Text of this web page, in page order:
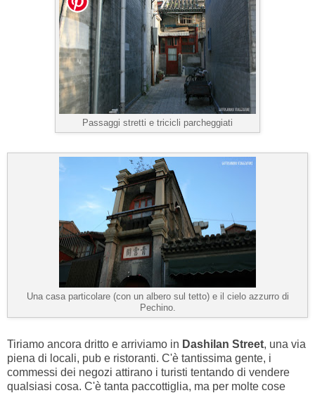
Passaggi stretti e tricicli parcheggiati
Una casa particolare (con un albero sul tetto) e il cielo azzurro di
Pechino.
Tiriamo ancora dritto e arriviamo in Dashilan Street, una via
piena di locali, pub e ristoranti. C'è tantissima gente, i
commessi dei negozi attirano i turisti tentando di vendere
qualsiasi cosa. C'è tanta paccottiglia, ma per molte cose